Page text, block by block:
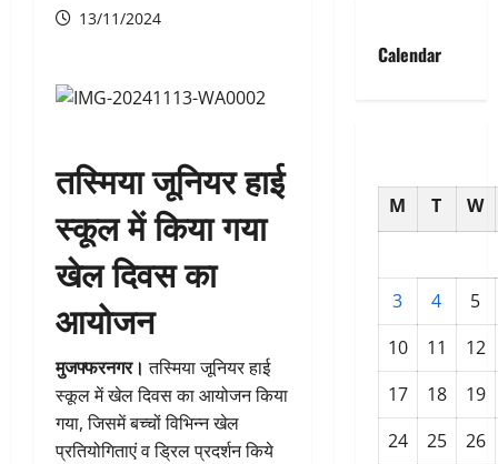
13/11/2024
तस्मिया जूनियर हाई
स्कूल में किया गया
खेल दिवस का
आयोजन
मुजफ्फरनगर। तस्मिया जूनियर हाई
स्कूल में खेल दिवस का आयोजन किया
गया, जिसमें बच्चों विभिन्न खेल
प्रतियोगिताएं व ड्रिल प्रदर्शन किये
Calendar
M T W
3 4
5
10
11
12
17
18
19
24
25
26